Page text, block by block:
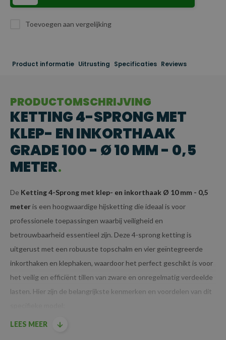
Toevoegen aan vergelijking
Product informatie Uitrusting Specificaties Reviews
PRODUCTOMSCHRIJVING
KETTING 4-SPRONG MET
KLEP- EN INKORTHAAK
GRADE 100 - Ø 10 MM - 0,5
METER
De Ketting 4-Sprong met klep- en inkorthaak Ø 10 mm - 0,5
meteris een hoogwaardige hijsketting die ideaal is voor
professionele toepassingen waarbij veiligheid en
betrouwbaarheid essentieel zijn. Deze 4-sprong ketting is
uitgerust met een robuuste topschalm en vier geïntegreerde
inkorthaken en klephaken, waardoor het perfect geschikt is voor
het veilig en efficiënt tillen van zware en onregelmatig verdeelde
lasten. Hier zijn de belangrijkste kenmerken en voordelen van dit
KENMERKEN VAN KETTING 4-SPRONG MET
LEES MEER